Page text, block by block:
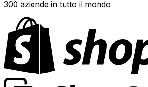
300 aziende in tutto il mondo